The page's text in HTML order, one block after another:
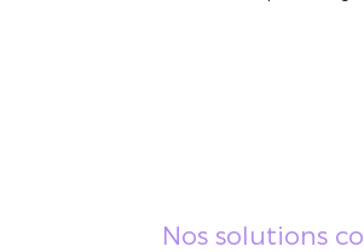
Nos solutions